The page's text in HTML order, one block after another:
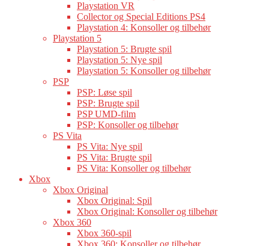
Playstation VR
Collector og Special Editions PS4
Playstation 4: Konsoller og tilbehør
Playstation 5
Playstation 5: Brugte spil
Playstation 5: Nye spil
Playstation 5: Konsoller og tilbehør
PSP
PSP: Løse spil
PSP: Brugte spil
PSP UMD-film
PSP: Konsoller og tilbehør
PS Vita
PS Vita: Nye spil
PS Vita: Brugte spil
PS Vita: Konsoller og tilbehør
Xbox
Xbox Original
Xbox Original: Spil
Xbox Original: Konsoller og tilbehør
Xbox 360
Xbox 360-spil